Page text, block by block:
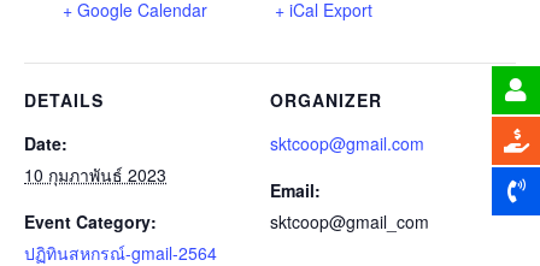
+ Google Calendar + iCal Export
DETAILS
Date:
10 กุมภาพันธ์ 2023
Event Category:
ปฏิทินสหกรณ์-gmail-2564
ORGANIZER
sktcoop@gmail.com
Email:
sktcoop@gmail_com